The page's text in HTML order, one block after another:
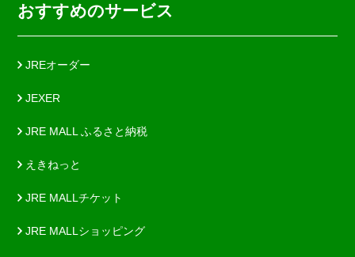
おすすめのサービス
JREオーダー
JEXER
JRE MALL ふるさと納税
えきねっと
JRE MALLチケット
JRE MALLショッピング